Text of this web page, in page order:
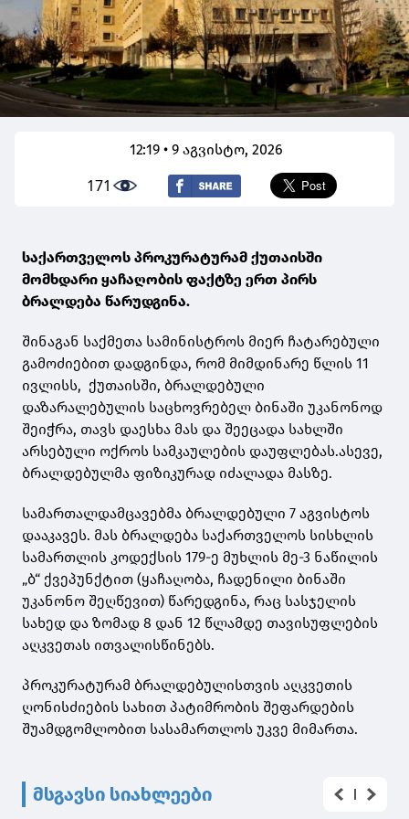
12:19 • 9 აგვისტო, 2026
171
საქართველოს პროკურატურამ ქუთაისში
მომხდარი ყაჩაღობის ფაქტზე ერთ პირს
ბრალდება წარუდგინა.
შინაგან საქმეთა სამინისტროს მიერ ჩატარებული
გამოძიებით დადგინდა, რომ მიმდინარე წლის 11
ივლისს, ქუთაისში, ბრალდებული
დაზარალებულის საცხოვრებელ ბინაში უკანონოდ
შეიჭრა, თავს დაესხა მას და შეეცადა სახლში
არსებული ოქროს სამკაულების დაუფლებას.ასევე,
ბრალდებულმა ფიზიკურად იძალადა მასზე.
სამართალდამცავებმა ბრალდებული 7 აგვისტოს
დააკავეს. მას ბრალდება საქართველოს სისხლის
სამართლის კოდექსის 179-ე მუხლის მე-3 ნაწილის
„ბ“ ქვეპუნქტით (ყაჩაღობა, ჩადენილი ბინაში
უკანონო შეღწევით) წარედგინა, რაც სასჯელის
სახედ და ზომად 8 დან 12 წლამდე თავისუფლების
აღკვეთას ითვალისწინებს.
პროკურატურამ ბრალდებულისთვის აღკვეთის
ღონისძიების სახით პატიმრობის შეფარდების
შუამდგომლობით სასამართლოს უკვე მიმართა.
მსგავსი სიახლეები